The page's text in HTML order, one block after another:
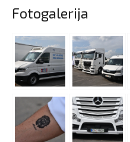
Fotogalerija